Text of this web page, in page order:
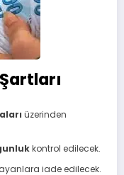
üzerinden
kontrol edilecek.
iade edilecek.